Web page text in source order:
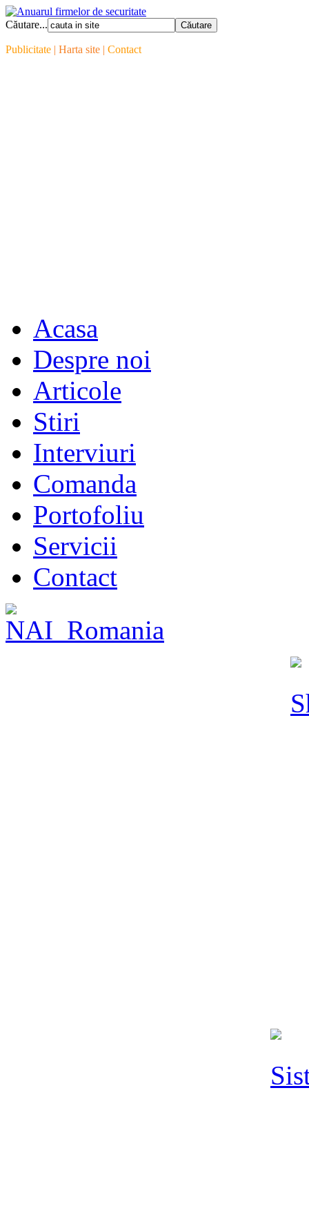
Căutare...
Publicitate | Harta site | Contact
Acasa
Despre noi
Articole
Stiri
Interviuri
Comanda
Portofoliu
Servicii
Contact